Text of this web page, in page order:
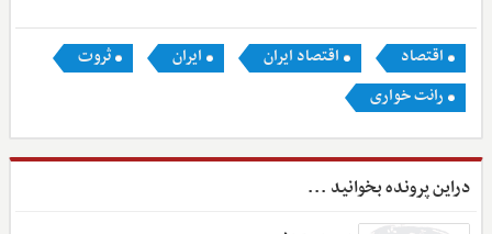
اقتصاد اقتصاد ایران ایران
ثروت
رانت خواری
دراین پرونده بخوانید ...